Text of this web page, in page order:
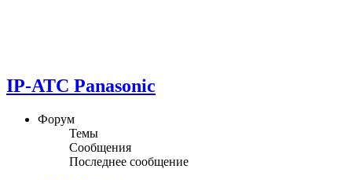
IP-АТС Panasonic
Форум
Темы
Сообщения
Последнее сообщение